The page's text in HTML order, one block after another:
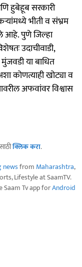
हुबेहूब सरकारी
भीती व संभ्रम
आहे. पुणे जिल्हा
उदाचीवाडी,
या बाधित
कोणत्याही खोट्या व
अफवांवर विश्वास
क्लिक करा.
newsfrom Maharashtra,
Lifestyle at SaamTV.
Tv app forAndroid